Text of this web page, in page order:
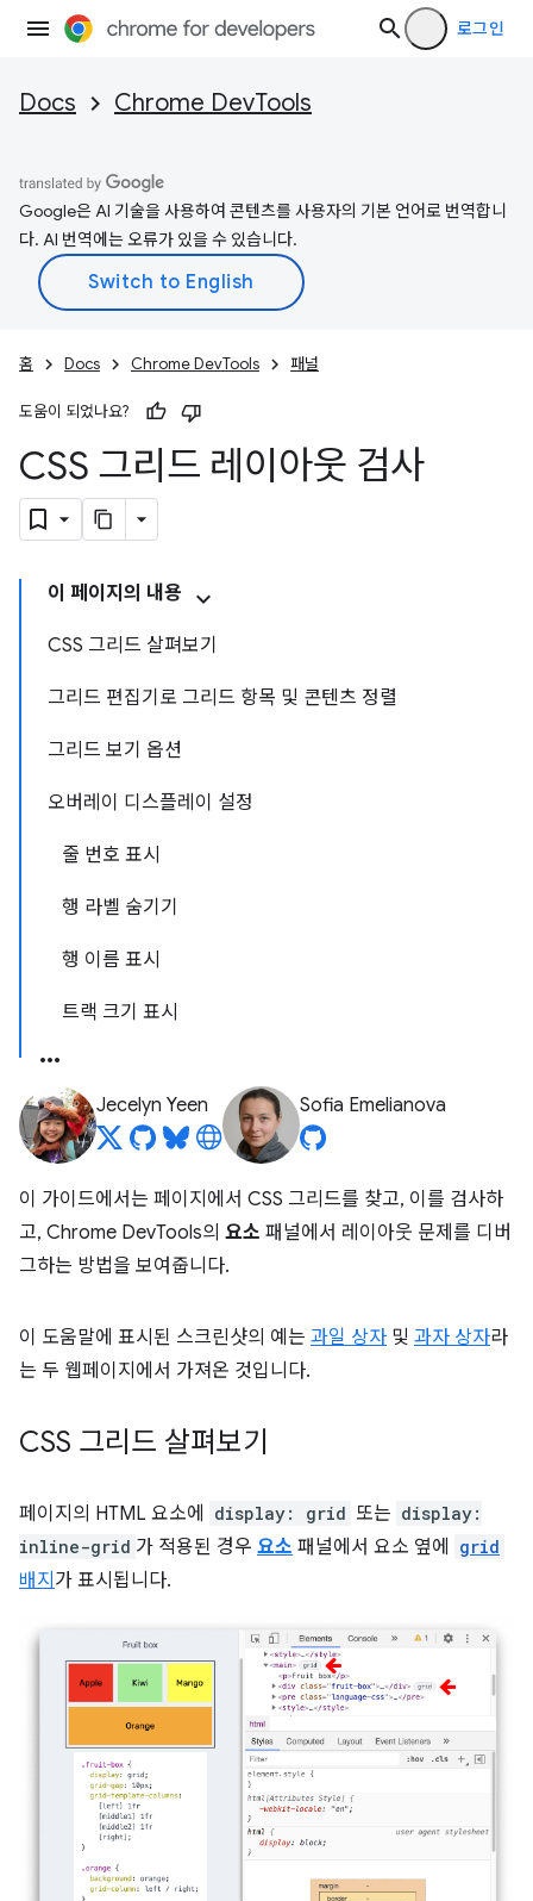
로그인
Docs Chrome DevTools
Google은 AI 기술을 사용하여 콘텐츠를 사용자의 기본 언어로 번역합니
다. AI 번역에는 오류가 있을 수 있습니다.
홈 Docs Chrome DevTools 패널
도움이 되었나요?
CSS 그리드 레이아웃 검사
이 페이지의 내용
CSS 그리드 살펴보기
그리드 편집기로 그리드 항목 및 콘텐츠 정렬
그리드 보기 옵션
오버레이 디스플레이 설정
줄 번호 표시
행 라벨 숨기기
행 이름 표시
트랙 크기 표시
Jecelyn Yeen Sofia Emelianova
이 가이드에서는 페이지에서 CSS 그리드를 찾고, 이를 검사하
고, Chrome DevTools의 요소 패널에서 레이아웃 문제를 디버
그하는 방법을 보여줍니다.
이 도움말에 표시된 스크린샷의 예는 과일 상자 및 과자 상자라
는 두 웹페이지에서 가져온 것입니다.
CSS 그리드 살펴보기
페이지의 HTML 요소에 display: grid 또는 display:
inline-grid 가 적용된 경우 요소 패널에서 요소 옆에 grid
배지 가 표시됩니다.